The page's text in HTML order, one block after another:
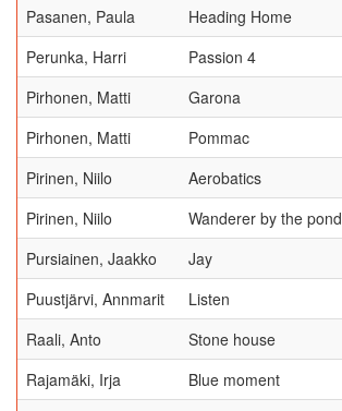
Pasanen, Paula
Heading Home
Perunka, Harri
Passion 4
Pirhonen, Matti
Garona
Pirhonen, Matti
Pommac
Pirinen, Niilo
Aerobatics
Pirinen, Niilo
Wanderer by the pond
Pursiainen, Jaakko
Jay
Puustjärvi, Annmarit
Listen
Raali, Anto
Stone house
Rajamäki, Irja
Blue moment